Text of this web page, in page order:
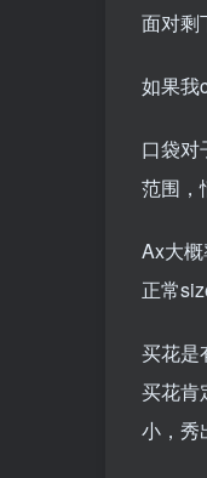
面对剩
如果我
口袋对
范围，
Ax大
正常
买花是
买花肯
小，秀